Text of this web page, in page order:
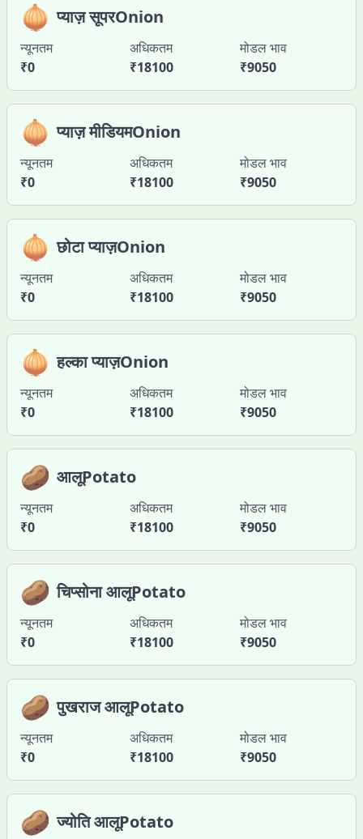
🧅 प्याज़ सूपरOnion
न्यूनतम
₹0
अधिकतम
₹18100
मोडल भाव
₹9050
🧅 प्याज़ मीडियमOnion
न्यूनतम
₹0
अधिकतम
₹18100
मोडल भाव
₹9050
🧅 छोटा प्याज़Onion
न्यूनतम
₹0
अधिकतम
₹18100
मोडल भाव
₹9050
🧅 हल्का प्याज़Onion
न्यूनतम
₹0
अधिकतम
₹18100
मोडल भाव
₹9050
🥔 आलूPotato
न्यूनतम
₹0
अधिकतम
₹18100
मोडल भाव
₹9050
🥔 चिप्सोना आलूPotato
न्यूनतम
₹0
अधिकतम
₹18100
मोडल भाव
₹9050
🥔 पुखराज आलूPotato
न्यूनतम
₹0
अधिकतम
₹18100
मोडल भाव
₹9050
🥔 ज्योति आलूPotato